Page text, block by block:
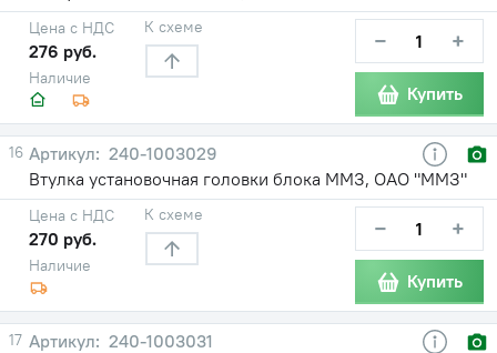
Наличие
Цена с НДС
276 руб.
К схеме − +
Купить
16
240-1003029
Втулка установочная головки блока ММЗ, ОАО "ММЗ"
Наличие
Цена с НДС
270 руб.
К схеме − +
Купить
17
240-1003031